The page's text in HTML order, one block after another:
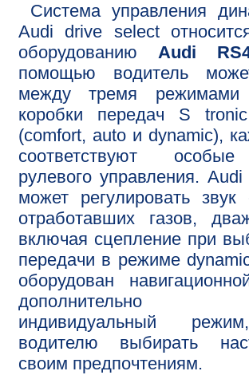
Система управления
Audi drive select
оборудованию Audi
помощью водитель
между тремя режимами
коробки передач S
(comfort, auto и dynamic),
соответствуют особые
рулевого управления.
может регулировать
отработавших газов,
включая сцепление при
передачи в режиме
оборудован
дополнительно
индивидуальный
водителю выбирать
своим предпочтениям.